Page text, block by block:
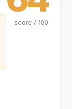
score / 100